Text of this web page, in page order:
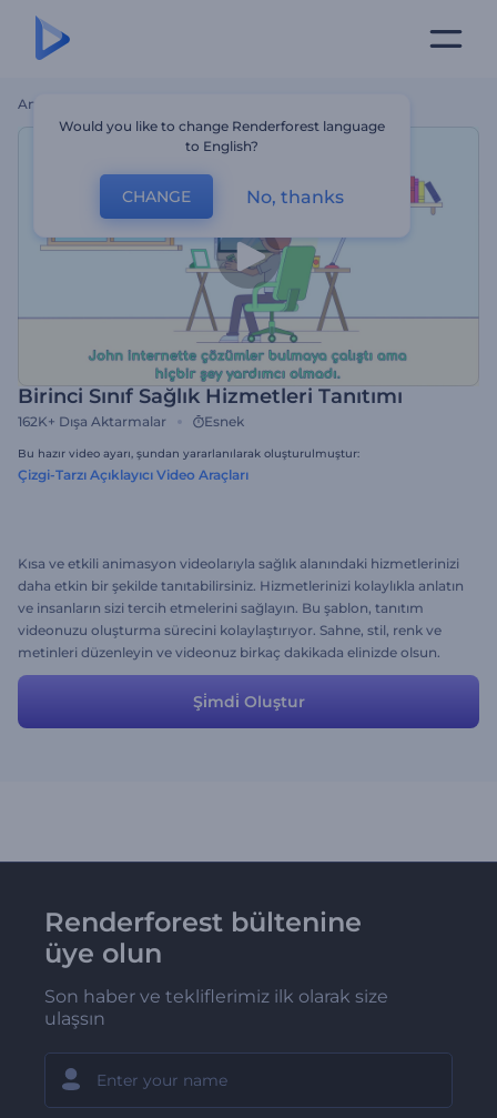
Ana Sayfa
Birinci Sınıf Sağlık Hizmetleri Tanıtımı
162K+ Dışa Aktarmalar Esnek
Bu hazır video ayarı, şundan yararlanılarak oluşturulmuştur:
Çizgi-Tarzı Açıklayıcı Video Araçları
Kısa ve etkili animasyon videolarıyla sağlık alanındaki hizmetlerinizi
daha etkin bir şekilde tanıtabilirsiniz. Hizmetlerinizi kolaylıkla anlatın
ve insanların sizi tercih etmelerini sağlayın. Bu şablon, tanıtım
videonuzu oluşturma sürecini kolaylaştırıyor. Sahne, stil, renk ve
metinleri düzenleyin ve videonuz birkaç dakikada elinizde olsun.
Şi̇mdi̇ Oluştur
Renderforest bültenine
üye olun
Son haber ve tekliflerimiz ilk olarak size
ulaşsın
Would you like to change Renderforest language
to English?
CHANGE No, thanks